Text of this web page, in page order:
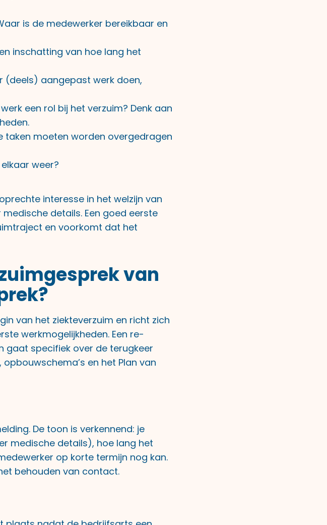
is de medewerker bereikbaar en
inschatting van hoe lang het
(deels) aangepast werk doen,
een rol bij het verzuim? Denk aan
taken moeten worden overgedragen
weer?
interesse in het welzijn van
details. Een goed eerste
en voorkomt dat het
van
van het ziekteverzuim en richt zich
werkmogelijkheden. Een re-
gaat specifiek over de terugkeer
en het Plan van
De toon is verkennend: je
medische details), hoe lang het
op korte termijn nog kan.
behouden van contact.